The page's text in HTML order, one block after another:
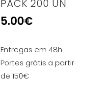
PACK 200 UN
5.00€
Entregas em 48h
Portes grátis a partir
de 150€